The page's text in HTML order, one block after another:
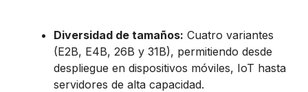
Diversidad de tamaños: Cuatro variantes
(E2B, E4B, 26B y 31B), permitiendo desde
despliegue en dispositivos móviles, IoT hasta
servidores de alta capacidad.